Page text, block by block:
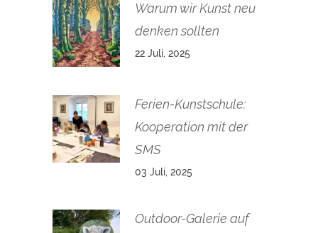
Warum wir Kunst neu
denken sollten
22 Juli, 2025
Ferien-Kunstschule:
Kooperation mit der
SMS
03 Juli, 2025
Outdoor-Galerie auf